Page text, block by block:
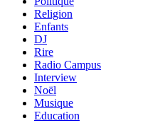
Religion
Enfants
DJ
Rire
Radio Campus
Interview
Noël
Musique
Education